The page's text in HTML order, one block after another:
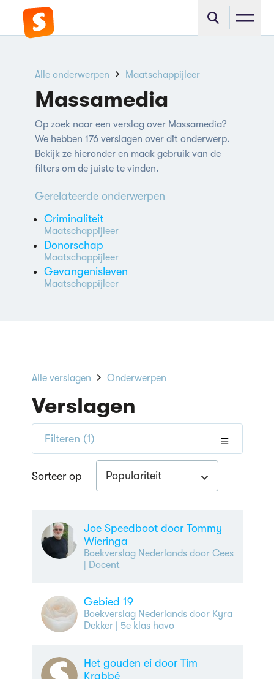
Alle onderwerpen Maatschappijleer
Massamedia
Op zoek naar een verslag over Massamedia?
We hebben 176 verslagen over dit onderwerp.
Bekijk ze hieronder en maak gebruik van de
filters om de juiste te vinden.
Gerelateerde onderwerpen
Criminaliteit
Maatschappijleer
Donorschap
Maatschappijleer
Gevangenisleven
Maatschappijleer
Alle verslagen Onderwerpen
Verslagen
Filteren (1)
Sorteer op Populariteit
Joe Speedboot door Tommy
Wieringa
Boekverslag Nederlands door Cees
| Docent
Gebied 19
Boekverslag Nederlands door Kyra
Dekker| 5e klas havo
Het gouden ei door Tim
Krabbé